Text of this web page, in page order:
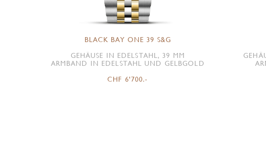
BLACK BAY ONE 39 S&G
GEHÄUSE IN EDELSTAHL, 39 MM
ARMBAND IN EDELSTAHL UND GELBGOLD
CHF 6'700.-